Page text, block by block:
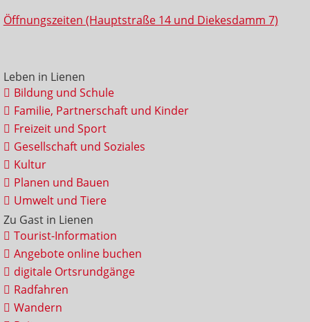
Öffnungszeiten (Hauptstraße 14 und Diekesdamm 7)
Leben in Lienen
Bildung und Schule
Familie, Partnerschaft und Kinder
Freizeit und Sport
Gesellschaft und Soziales
Kultur
Planen und Bauen
Umwelt und Tiere
Zu Gast in Lienen
Tourist-Information
Angebote online buchen
digitale Ortsrundgänge
Radfahren
Wandern